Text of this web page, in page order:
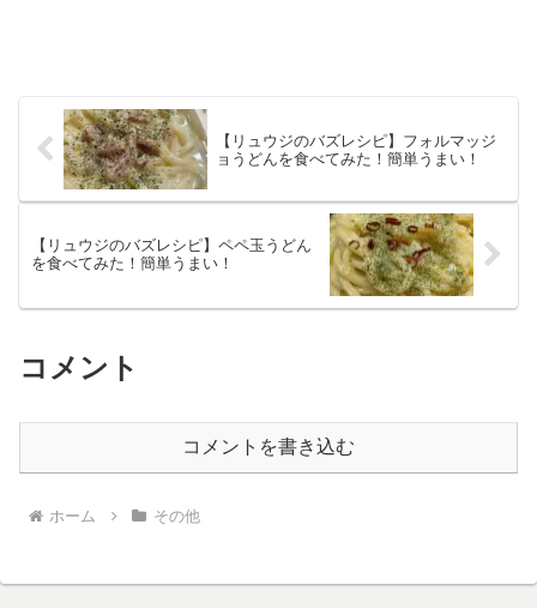
【リュウジのバズレシピ】フォルマッジ
ョうどんを食べてみた！簡単うまい！
【リュウジのバズレシピ】ペペ玉うどん
を食べてみた！簡単うまい！
コメント
コメントを書き込む
ホーム その他